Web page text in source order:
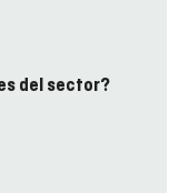
del sector?